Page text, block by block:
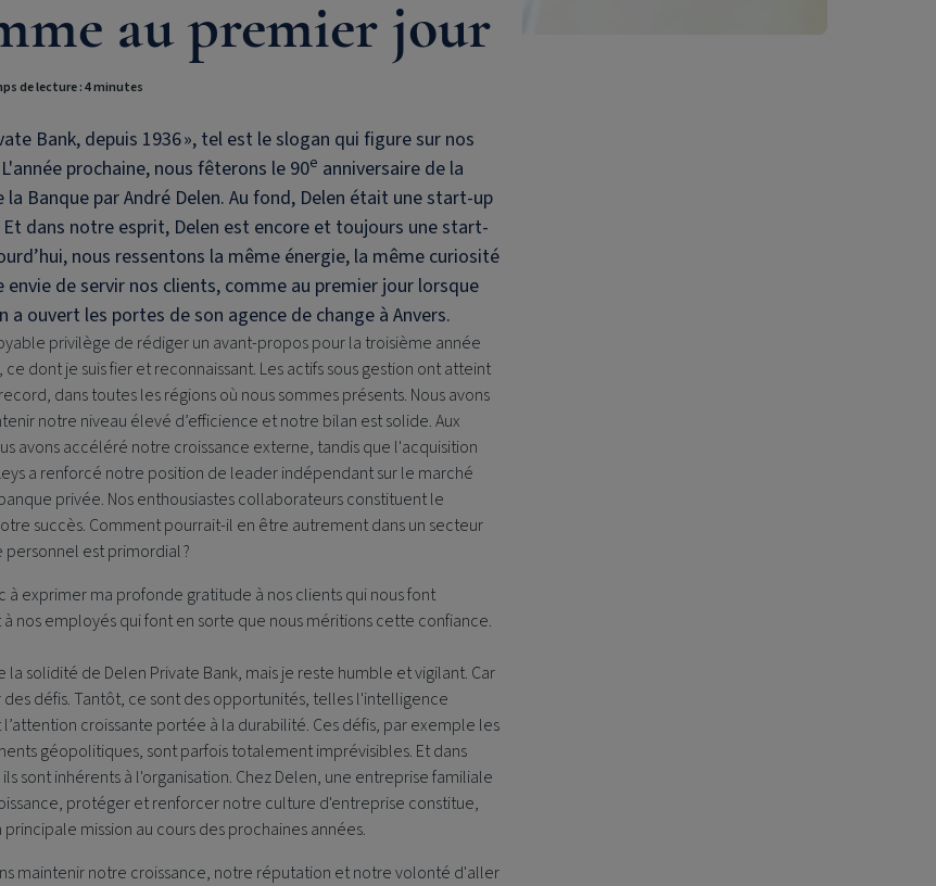
au premier jour
de lecture : 4 minutes
Bank, depuis 1936 », tel est le slogan qui figure sur nos
prochaine, nous fêterons le 90e anniversaire de la
la Banque par André Delen. Au fond, Delen était une start-up
Et dans notre esprit, Delen est encore et toujours une start-
nous ressentons la même énergie, la même curiosité
envie de servir nos clients, comme au premier jour lorsque
a ouvert les portes de son agence de change à Anvers.
privilège de rédiger un avant-propos pour la troisième année
dont je suis fier et reconnaissant. Les actifs sous gestion ont atteint
dans toutes les régions où nous sommes présents. Nous avons
notre niveau élevé d’efficience et notre bilan est solide. Aux
avons accéléré notre croissance externe, tandis que l'acquisition
a renforcé notre position de leader indépendant sur le marché
privée. Nos enthousiastes collaborateurs constituent le
succès. Comment pourrait-il en être autrement dans un secteur
personnel est primordial ?
à exprimer ma profonde gratitude à nos clients qui nous font
nos employés qui font en sorte que nous méritions cette confiance.
la solidité de Delen Private Bank, mais je reste humble et vigilant. Car
des défis. Tantôt, ce sont des opportunités, telles l'intelligence
croissante portée à la durabilité. Ces défis, par exemple les
géopolitiques, sont parfois totalement imprévisibles. Et dans
sont inhérents à l'organisation. Chez Delen, une entreprise familiale
protéger et renforcer notre culture d'entreprise constitue,
mission au cours des prochaines années.
maintenir notre croissance, notre réputation et notre volonté d'aller